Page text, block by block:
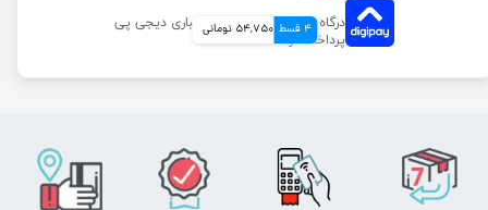
4 قسط 54,750 تومانی